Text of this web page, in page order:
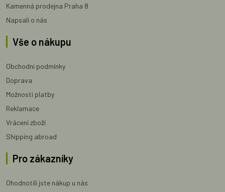
Kamenná prodejna Praha 8
Napsali o nás
Vše o nákupu
Obchodní podmínky
Doprava
Možnosti platby
Reklamace
Vrácení zboží
Shipping abroad
Pro zákazníky
Ohodnotili jste nákup u nás